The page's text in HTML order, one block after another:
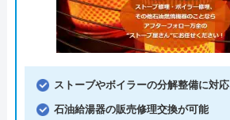
ストーブやボイラーの分解整備に対応
石油給湯器の販売修理交換が可能